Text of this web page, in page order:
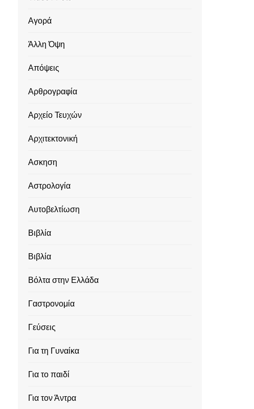
Αγορά
Άλλη Όψη
Απόψεις
Αρθρογραφία
Αρχείο Τευχών
Αρχιτεκτονική
Ασκηση
Αστρολογία
Αυτοβελτίωση
Βιβλία
Βιβλία
Βόλτα στην Ελλάδα
Γαστρονομία
Γεύσεις
Για τη Γυναίκα
Για το παιδί
Για τον Άντρα